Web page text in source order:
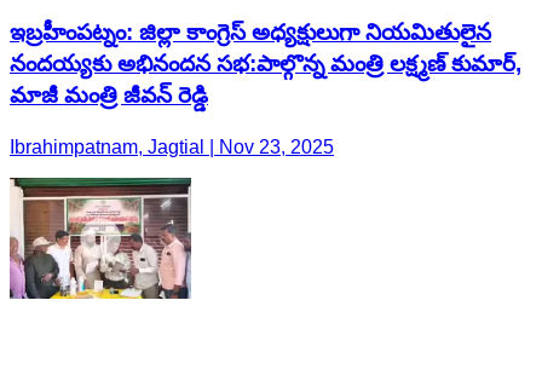
ఇబ్రహీంపట్నం: జిల్లా కాంగ్రెస్ అధ్యక్షులుగా నియమితులైన
నందయ్యకు అభినందన సభ:పాల్గొన్న మంత్రి లక్ష్మణ్ కుమార్,
మాజీ మంత్రి జీవన్ రెడ్డి
Ibrahimpatnam, Jagtial | Nov 23, 2025